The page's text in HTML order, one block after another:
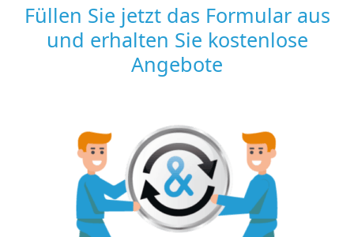
Füllen Sie jetzt das Formular aus
und erhalten Sie kostenlose
Angebote